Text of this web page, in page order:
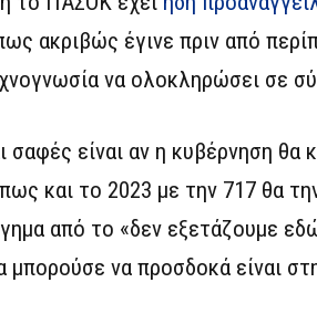
ακριβώς έγινε πριν από
να ολοκληρώσει σε
σαφές είναι αν η κυβέρνηση
και το 2023 με την 717 θα
από το «δεν εξετάζουμε
μπορούσε να προσδοκά είναι